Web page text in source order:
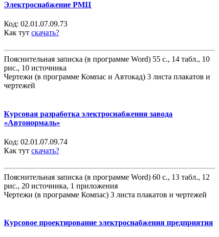
Электроснабжение РМЦ
Код: 02.01.07.09.73
Как тут скачать?
Пояснительная записка (в программе Word) 55 с., 14 табл., 10
рис., 10 источника
Чертежи (в программе Компас и Автокад) 3 листа плакатов и
чертежей
Курсовая разработка электроснабжения завода
«Автонормаль»
Код: 02.01.07.09.74
Как тут скачать?
Пояснительная записка (в программе Word) 60 с., 13 табл., 12
рис., 20 источника, 1 приложения
Чертежи (в программе Компас) 3 листа плакатов и чертежей
Курсовое проектирование электроснабжения предприятия